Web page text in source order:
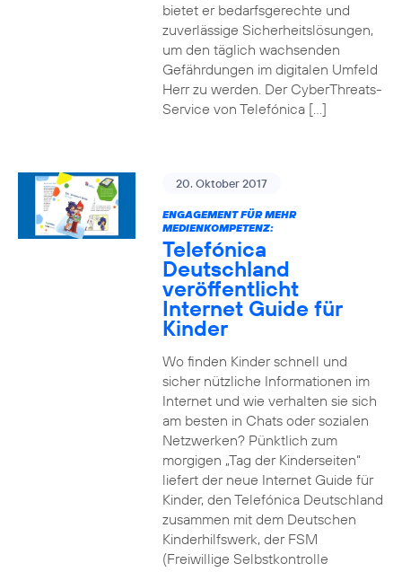
bietet er bedarfsgerechte und
zuverlässige Sicherheitslösungen,
um den täglich wachsenden
Gefährdungen im digitalen Umfeld
Herr zu werden. Der CyberThreats-
Service von Telefónica […]
20. Oktober 2017
ENGAGEMENT FÜR MEHR
MEDIENKOMPETENZ:
Telefónica
Deutschland
veröffentlicht
Internet Guide für
Kinder
Wo finden Kinder schnell und
sicher nützliche Informationen im
Internet und wie verhalten sie sich
am besten in Chats oder sozialen
Netzwerken? Pünktlich zum
morgigen „Tag der Kinderseiten“
liefert der neue Internet Guide für
Kinder, den Telefónica Deutschland
zusammen mit dem Deutschen
Kinderhilfswerk, der FSM
(Freiwillige Selbstkontrolle